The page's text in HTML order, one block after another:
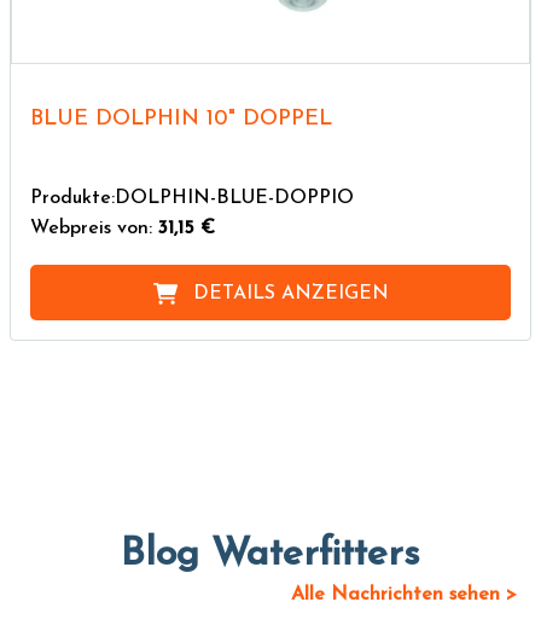
BLUE DOLPHIN 10" DOPPEL
Produkte:DOLPHIN-BLUE-DOPPIO
Webpreis von: 31,15 €
DETAILS ANZEIGEN
Blog Waterfitters
Alle Nachrichten sehen >